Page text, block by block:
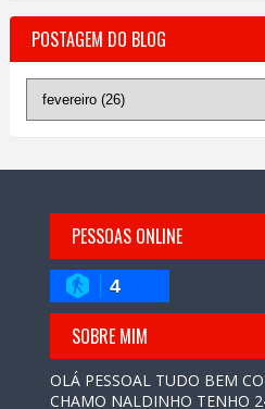
POSTAGEM DO BLOG
PESSOAS ONLINE
4
SOBRE MIM
OLÁ PESSOAL TUDO BEM
CHAMO NALDINHO TENHO